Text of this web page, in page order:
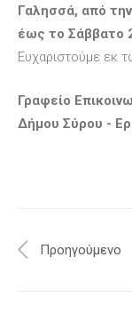
Γαλησσά, από
έως το Σάββατο
Ευχαριστούμε εκ
Γραφείο
Δήμου Σύρου -
Προηγούμενο